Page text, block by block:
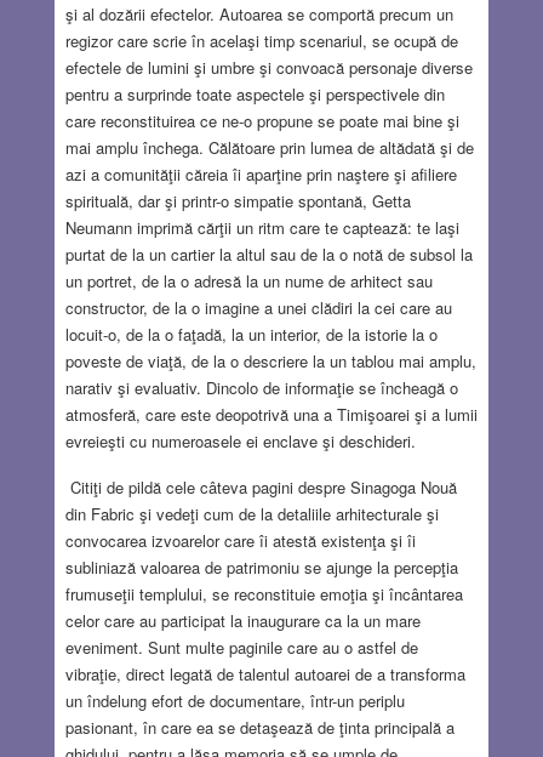
şi al dozării efectelor. Autoarea se comportă precum un
regizor care scrie în acelaşi timp scenariul, se ocupă de
efectele de lumini şi umbre şi convoacă personaje diverse
pentru a surprinde toate aspectele şi perspectivele din
care reconstituirea ce ne-o propune se poate mai bine şi
mai amplu închega. Călătoare prin lumea de altădată şi de
azi a comunităţii căreia îi aparţine prin naştere şi afiliere
spirituală, dar şi printr-o simpatie spontană, Getta
Neumann imprimă cărţii un ritm care te captează: te laşi
purtat de la un cartier la altul sau de la o notă de subsol la
un portret, de la o adresă la un nume de arhitect sau
constructor, de la o imagine a unei clădiri la cei care au
locuit-o, de la o faţadă, la un interior, de la istorie la o
poveste de viaţă, de la o descriere la un tablou mai amplu,
narativ şi evaluativ. Dincolo de informaţie se încheagă o
atmosferă, care este deopotrivă una a Timişoarei şi a lumii
evreieşti cu numeroasele ei enclave şi deschideri.
Citiţi de pildă cele câteva pagini despre Sinagoga Nouă
din Fabric şi vedeţi cum de la detaliile arhitecturale şi
convocarea izvoarelor care îi atestă existenţa şi îi
subliniază valoarea de patrimoniu se ajunge la percepţia
frumuseţii templului, se reconstituie emoţia şi încântarea
celor care au participat la inaugurare ca la un mare
eveniment. Sunt multe paginile care au o astfel de
vibraţie, direct legată de talentul autoarei de a transforma
un îndelung efort de documentare, într-un periplu
pasionant, în care ea se detaşează de ţinta principală a